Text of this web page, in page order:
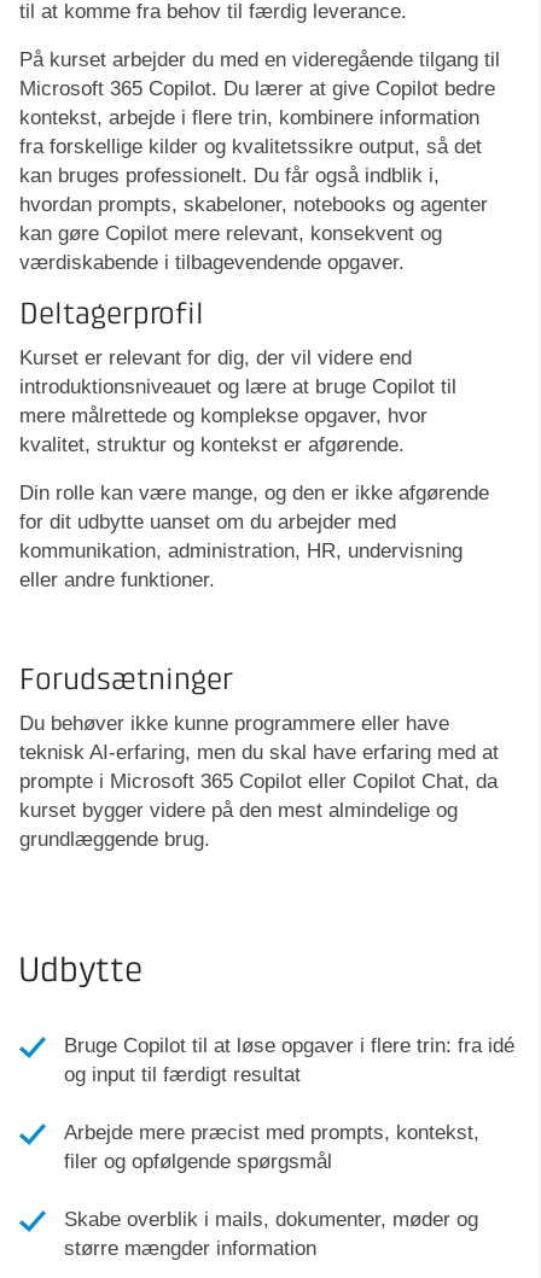
til at komme fra behov til færdig leverance.
På kurset arbejder du med en videregående tilgang til
Microsoft 365 Copilot. Du lærer at give Copilot bedre
kontekst, arbejde i flere trin, kombinere information
fra forskellige kilder og kvalitetssikre output, så det
kan bruges professionelt. Du får også indblik i,
hvordan prompts, skabeloner, notebooks og agenter
kan gøre Copilot mere relevant, konsekvent og
værdiskabende i tilbagevendende opgaver.
Deltagerprofil
Kurset er relevant for dig, der vil videre end
introduktionsniveauet og lære at bruge Copilot til
mere målrettede og komplekse opgaver, hvor
kvalitet, struktur og kontekst er afgørende.
Din rolle kan være mange, og den er ikke afgørende
for dit udbytte uanset om du arbejder med
kommunikation, administration, HR, undervisning
eller andre funktioner.
Forudsætninger
Du behøver ikke kunne programmere eller have
teknisk AI-erfaring, men du skal have erfaring med at
prompte i Microsoft 365 Copilot eller Copilot Chat, da
kurset bygger videre på den mest almindelige og
grundlæggende brug.
Udbytte
Bruge Copilot til at løse opgaver i flere trin: fra idé
og input til færdigt resultat
Arbejde mere præcist med prompts, kontekst,
filer og opfølgende spørgsmål
Skabe overblik i mails, dokumenter, møder og
større mængder information